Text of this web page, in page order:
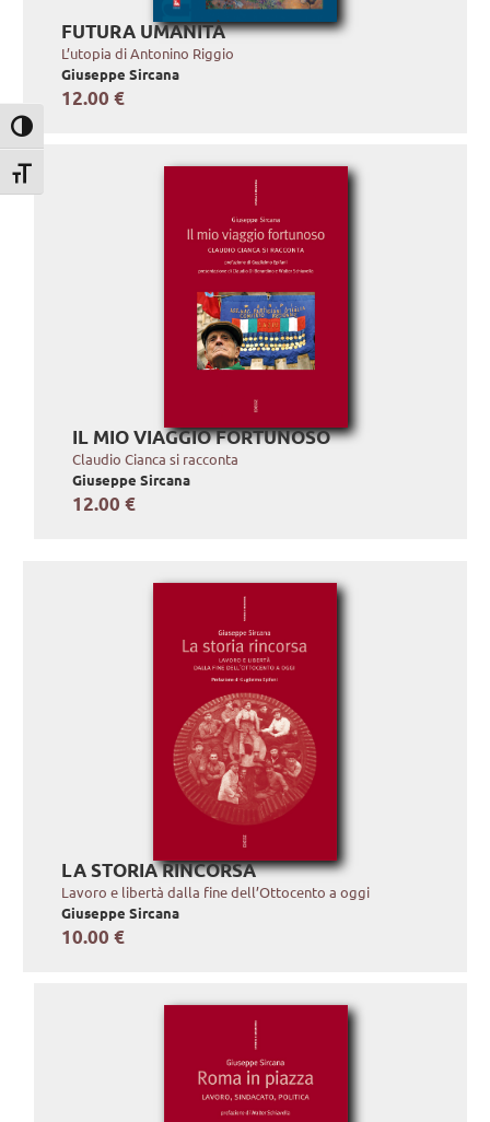
Attiva/disattiva alto contrasto
Attiva/disattiva dimensione testo
FUTURA UMANITÀ
L’utopia di Antonino Riggio
Giuseppe Sircana
12.00 €
IL MIO VIAGGIO FORTUNOSO
Claudio Cianca si racconta
Giuseppe Sircana
12.00 €
LA STORIA RINCORSA
Lavoro e libertà dalla fine dell’Ottocento a oggi
Giuseppe Sircana
10.00 €